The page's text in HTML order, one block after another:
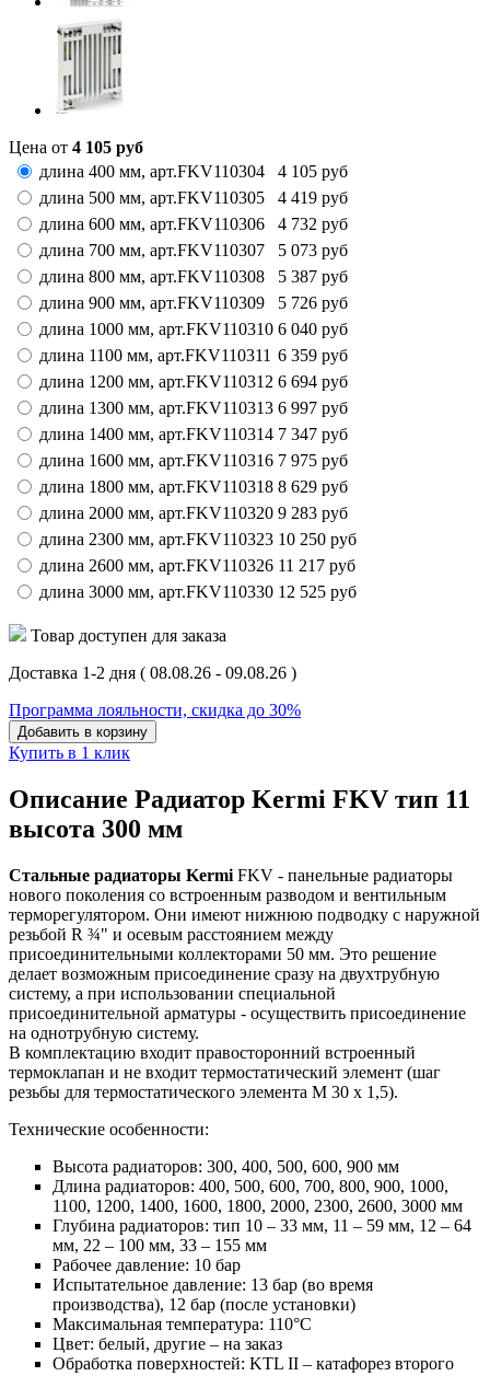
Цена от 4 105 руб
длина 400 мм, арт.FKV110304 4 105 руб
длина 500 мм, арт.FKV110305 4 419 руб
длина 600 мм, арт.FKV110306 4 732 руб
длина 700 мм, арт.FKV110307 5 073 руб
длина 800 мм, арт.FKV110308 5 387 руб
длина 900 мм, арт.FKV110309 5 726 руб
длина 1000 мм, арт.FKV110310 6 040 руб
длина 1100 мм, арт.FKV110311 6 359 руб
длина 1200 мм, арт.FKV110312 6 694 руб
длина 1300 мм, арт.FKV110313 6 997 руб
длина 1400 мм, арт.FKV110314 7 347 руб
длина 1600 мм, арт.FKV110316 7 975 руб
длина 1800 мм, арт.FKV110318 8 629 руб
длина 2000 мм, арт.FKV110320 9 283 руб
длина 2300 мм, арт.FKV110323 10 250 руб
длина 2600 мм, арт.FKV110326 11 217 руб
длина 3000 мм, арт.FKV110330 12 525 руб
Товар доступен для заказа
Доставка 1-2 дня ( 08.08.26 - 09.08.26 )
Программа лояльности, скидка до 30%
Добавить в корзину
Купить в 1 клик
Описание Радиатор Kermi FKV тип 11
высота 300 мм
Стальные радиаторы Kermi FKV - панельные радиаторы
нового поколения со встроенным разводом и вентильным
терморегулятором. Они имеют нижнюю подводку с наружной
резьбой R ¾" и осевым расстоянием между
присоединительными коллекторами 50 мм. Это решение
делает возможным присоединение сразу на двухтрубную
систему, а при использовании специальной
присоединительной арматуры - осуществить присоединение
на однотрубную систему.
В комплектацию входит правосторонний встроенный
термоклапан и не входит термостатический элемент (шаг
резьбы для термостатического элемента М 30 х 1,5).
Технические особенности:
Высота радиаторов: 300, 400, 500, 600, 900 мм
Длина радиаторов: 400, 500, 600, 700, 800, 900, 1000,
1100, 1200, 1400, 1600, 1800, 2000, 2300, 2600, 3000 мм
Глубина радиаторов: тип 10 – 33 мм, 11 – 59 мм, 12 – 64
мм, 22 – 100 мм, 33 – 155 мм
Рабочее давление: 10 бар
Испытательное давление: 13 бар (во время
производства), 12 бар (после установки)
Максимальная температура: 110°С
Цвет: белый, другие – на заказ
Обработка поверхностей: KTL II – катафорез второго